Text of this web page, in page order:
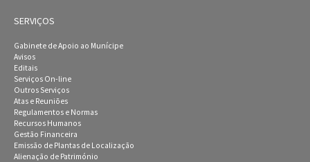
SERVIÇOS
Gabinete de Apoio ao Munícipe
Avisos
Editais
Serviços On-line
Outros Serviços
Atas e Reuniões
Regulamentos e Normas
Recursos Humanos
Gestão Financeira
Emissão de Plantas de Localização
Alienação de Património